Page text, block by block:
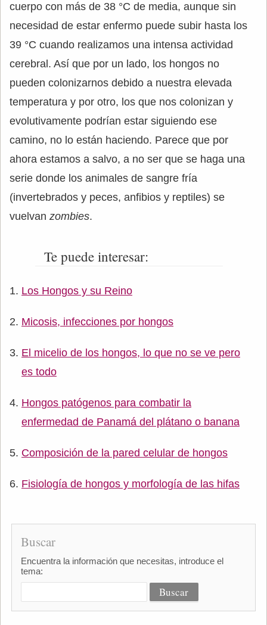
cuerpo con más de 38 °C de media, aunque sin
necesidad de estar enfermo puede subir hasta los
39 °C cuando realizamos una intensa actividad
cerebral. Así que por un lado, los hongos no
pueden colonizarnos debido a nuestra elevada
temperatura y por otro, los que nos colonizan y
evolutivamente podrían estar siguiendo ese
camino, no lo están haciendo. Parece que por
ahora estamos a salvo, a no ser que se haga una
serie donde los animales de sangre fría
(invertebrados y peces, anfibios y reptiles) se
vuelvan zombies.
Te puede interesar:
Los Hongos y su Reino
Micosis, infecciones por hongos
El micelio de los hongos, lo que no se ve pero
es todo
Hongos patógenos para combatir la
enfermedad de Panamá del plátano o banana
Composición de la pared celular de hongos
Fisiología de hongos y morfología de las hifas
Buscar
Encuentra la información que necesitas, introduce el
tema: